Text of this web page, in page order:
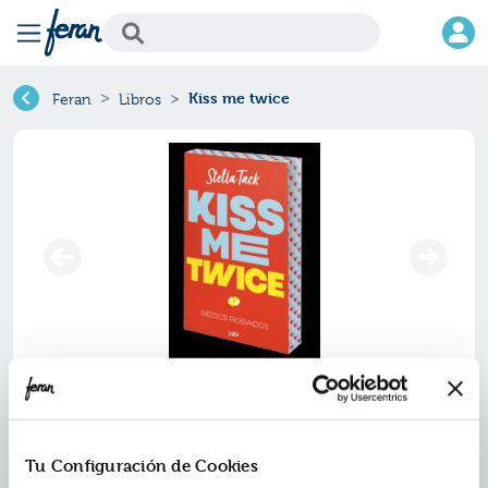
Tu Configuración de Cookies
Feran Libros Kiss me twice
Kiss me twice
ISBN:9788410399273